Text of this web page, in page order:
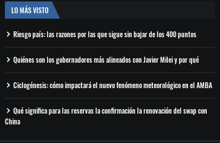
LO MÁS VISTO
Riesgo país: las razones por las que sigue sin bajar de los 400 puntos
Quiénes son los gobernadores más alineados con Javier Milei y por qué
Ciclogénesis: cómo impactará el nuevo fenómeno meteorológico en el AMBA
Qué significa para las reservas la confirmación la renovación del swap con
China